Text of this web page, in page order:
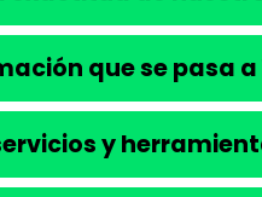
que se pasa
y